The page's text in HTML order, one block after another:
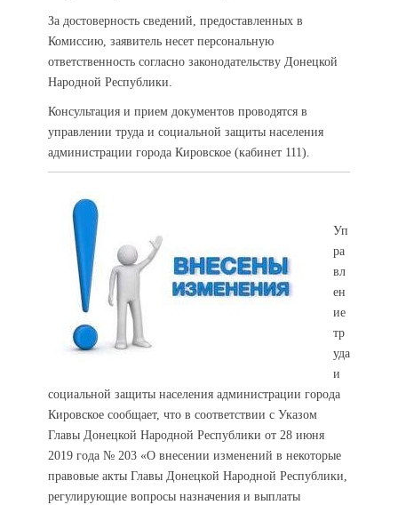
За достоверность сведений, предоставленных в
Комиссию, заявитель несет персональную
ответственность согласно законодательству Донецкой
Народной Республики.
Консультация и прием документов проводятся в
управлении труда и социальной защиты населения
администрации города Кировское (кабинет 111).
Уп
ра
вл
ен
ие
тр
уда
и
социальной защиты населения администрации города
Кировское сообщает, что в соответствии с Указом
Главы Донецкой Народной Республики от 28 июня
2019 года № 203 «О внесении изменений в некоторые
правовые акты Главы Донецкой Народной Республики,
регулирующие вопросы назначения и выплаты